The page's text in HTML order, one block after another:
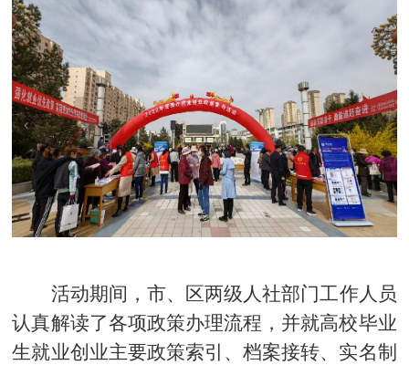
活动期间，市、区两级人社部门工作人员
认真解读了各项政策办理流程，并就高校毕业
生就业创业主要政策索引、档案接转、实名制